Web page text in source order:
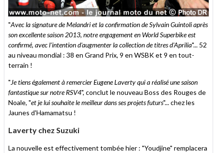
"Avec la signature de Melandri et la confirmation de Sylvain Guintoli après
son excellente saison 2013, notre engagement en World Superbike est
confirmé, avec l'intention d'augmenter la collection de titres d'Aprilia"... 52
au niveau mondial : 38 en Grand Prix, 9 en WSBK et 9 en tout-
terrain !
"Je tiens également à remercier Eugene Laverty qui a réalisé une saison
fantastique sur notre RSV4", conclut le nouveau Boss des Rouges de
Noale, "et je lui souhaite le meilleur dans ses projets futurs"... chez les
Jaunes d'Hamamatsu !
Laverty chez Suzuki
La nouvelle est effectivement tombée hier : "Youdjine" remplacera